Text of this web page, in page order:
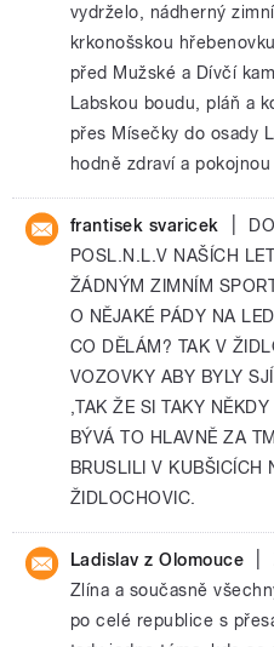
vydrželo, nádherný
krkonošskou
před Mužské a Dívčí
Labskou boudu, pláň a
přes Mísečky do osady
hodně zdraví a pokojnou
frantisek svaricek
POSL.N.L.V NAŠÍCH
ŽÁDNÝM ZIMNÍM
O NĚJAKÉ PÁDY NA
CO DĚLÁM? TAK V
VOZOVKY ABY BYLY
,TAK ŽE SI TAKY
BÝVÁ TO HLAVNĚ ZA
BRUSLILI V KUBŠICÍCH
ŽIDLOCHOVIC.
Ladislav z Olomouce
Zlína a současně
po celé republice s